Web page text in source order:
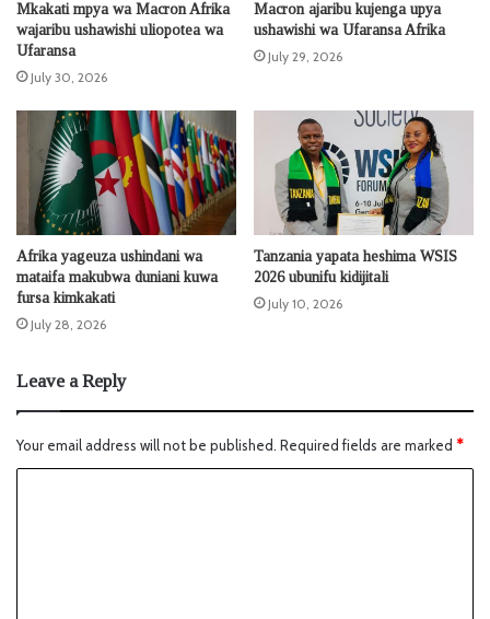
Mkakati mpya wa Macron Afrika
wajaribu ushawishi uliopotea wa
Ufaransa
July 30, 2026
Macron ajaribu kujenga upya
ushawishi wa Ufaransa Afrika
July 29, 2026
Afrika yageuza ushindani wa
mataifa makubwa duniani kuwa
fursa kimkakati
July 28, 2026
Tanzania yapata heshima WSIS
2026 ubunifu kidijitali
July 10, 2026
Leave a Reply
Your email address will not be published. Required fields are marked *